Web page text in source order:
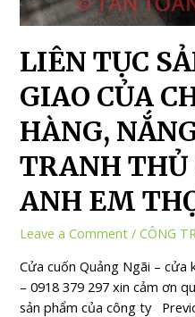
LIÊN TỤC
GIAO CỦA
HÀNG,
TRANH THỦ
ANH EM
Leave a Comment /CÔNG
Cửa cuốn Quảng Ngãi – cửa
– 0918 379 297 xin cảm ơn
sản phẩm của công ty